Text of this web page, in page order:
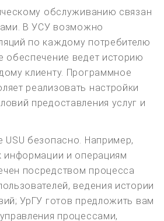
обслуживанию связан
В УСУ возможно
по каждому потребителю
обеспечение ведет историю
клиенту. Программное
реализовать настройки
предоставления услуг и
USU безопасно. Например,
информации и операциям
посредством процесса
ведения истории
УрГУ готов предложить вам
процессами,